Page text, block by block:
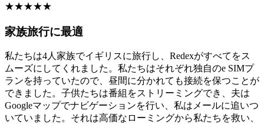
★★★★★
家族旅行に最適
私たちは4人家族でイギリスに旅行し、Redexがすべてをス
ムーズにしてくれました。私たちはそれぞれ独自のe SIMプ
ランを持っていたので、昼間に分かれても接続を保つことが
できました。子供たちは番組をストリーミングでき、夫は
Googleマップでナビゲーションを行い、私はメールに追いつ
いていました。それは高価なローミングから私たちを救い、